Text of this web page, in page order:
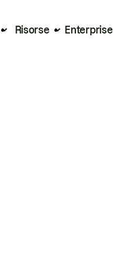
Risorse Enterprise